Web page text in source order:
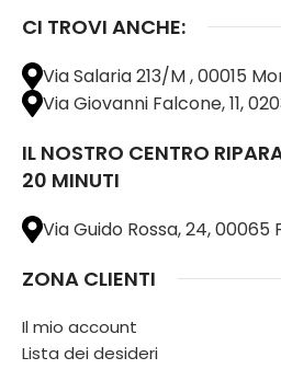
CI TROVI ANCHE:
Via Salaria 213/M , 00015
Via Giovanni Falcone, 11,
IL NOSTRO CENTRO
20 MINUTI
Via Guido Rossa, 24, 00065
ZONA CLIENTI
Il mio account
Lista dei desideri